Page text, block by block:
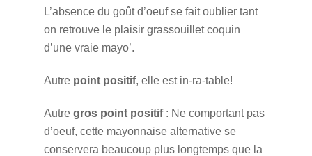
L’absence du goût d’oeuf se fait oublier tant
on retrouve le plaisir grassouillet coquin
d’une vraie mayo’.
Autre point positif, elle est in-ra-table!
Autre gros point positif: Ne comportant pas
d’oeuf, cette mayonnaise alternative se
conservera beaucoup plus longtemps que la